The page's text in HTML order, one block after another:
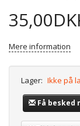
Mere information
Lager: Ikke på
Få besked